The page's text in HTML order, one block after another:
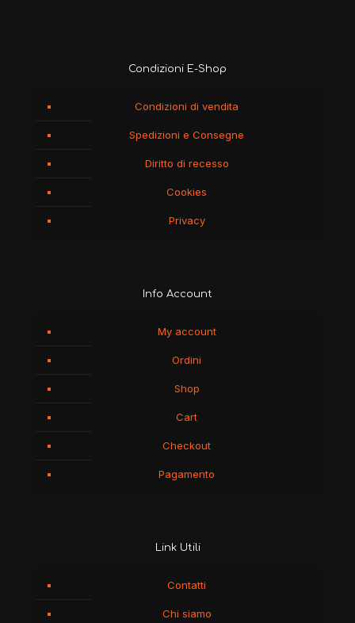
Condizioni E-Shop
Condizioni di vendita
Spedizioni e Consegne
Diritto di recesso
Cookies
Privacy
Info Account
My account
Ordini
Shop
Cart
Checkout
Pagamento
Link Utili
Contatti
Chi siamo